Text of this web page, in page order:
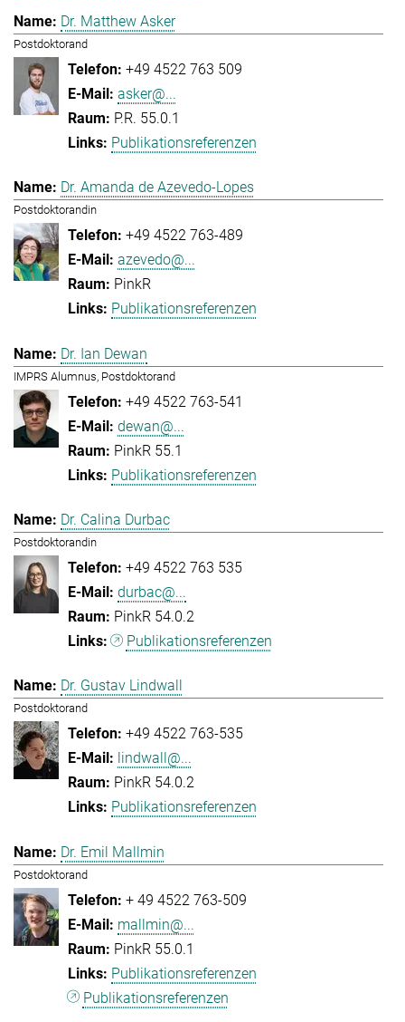
Dr. Matthew Asker
Postdoktorand
+49 4522 763 509
asker@...
P.R. 55.0.1
Publikationsreferenzen
Dr. Amanda de Azevedo-Lopes
Postdoktorandin
+49 4522 763-489
azevedo@...
PinkR
Publikationsreferenzen
Dr. Ian Dewan
IMPRS Alumnus, Postdoktorand
+49 4522 763-541
dewan@...
PinkR 55.1
Publikationsreferenzen
Dr. Calina Durbac
Postdoktorandin
+49 4522 763 535
durbac@...
PinkR 54.0.2
Publikationsreferenzen
Dr. Gustav Lindwall
Postdoktorand
+49 4522 763-535
lindwall@...
PinkR 54.0.2
Publikationsreferenzen
Dr. Emil Mallmin
Postdoktorand
+ 49 4522 763-509
mallmin@...
PinkR 55.0.1
Publikationsreferenzen
Publikationsreferenzen